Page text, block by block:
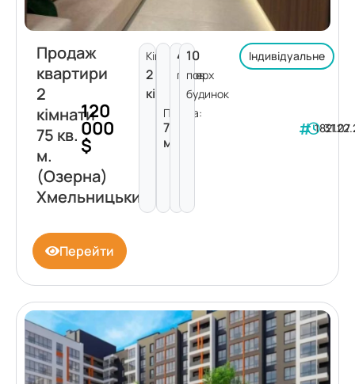
Продаж
квартири
2
кімнати
75 кв.
м.
(Озерна)
Хмельницький
120
000
$
Кімнат:
2
кімнати
Площа:
75
м²
4
поверх
10
пов.
будинок
Індивідуальне
182122
Перейти